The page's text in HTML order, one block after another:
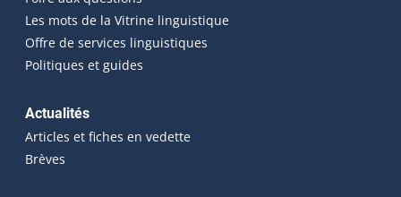
Les mots de la Vitrine linguistique
Offre de services linguistiques
Politiques et guides
Actualités
Articles et fiches en vedette
Brèves